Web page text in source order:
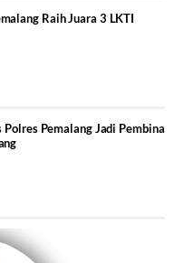
Raih Juara 3 LKTI
Pemalang Jadi Pembina